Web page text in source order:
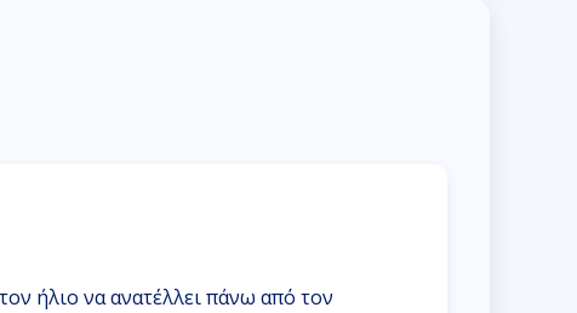
ήλιο να ανατέλλει πάνω από τον